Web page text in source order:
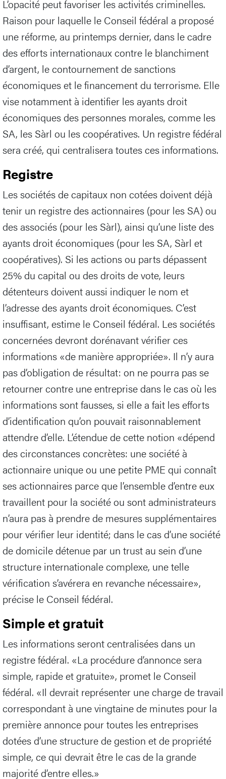
L’opacité peut favoriser les activités criminelles.
Raison pour laquelle le Conseil fédéral a proposé
une réforme, au printemps dernier, dans le cadre
des efforts internationaux contre le blanchiment
d’argent, le contournement de sanctions
économiques et le financement du terrorisme. Elle
vise notamment à identifier les ayants droit
économiques des personnes morales, comme les
SA, les Sàrl ou les coopératives. Un registre fédéral
sera créé, qui centralisera toutes ces informations.
Registre
Les sociétés de capitaux non cotées doivent déjà
tenir un registre des actionnaires (pour les SA) ou
des associés (pour les Sàrl), ainsi qu’une liste des
ayants droit économiques (pour les SA, Sàrl et
coopératives). Si les actions ou parts dépassent
25% du capital ou des droits de vote, leurs
détenteurs doivent aussi indiquer le nom et
l’adresse des ayants droit économiques. C’est
insuffisant, estime le Conseil fédéral. Les sociétés
concernées devront dorénavant vérifier ces
informations «de manière appropriée». Il n’y aura
pas d’obligation de résultat: on ne pourra pas se
retourner contre une entreprise dans le cas où les
informations sont fausses, si elle a fait les efforts
d’identification qu’on pouvait raisonnablement
attendre d’elle. L’étendue de cette notion «dépend
des circonstances concrètes: une société à
actionnaire unique ou une petite PME qui connaît
ses actionnaires parce que l’ensemble d’entre eux
travaillent pour la société ou sont administrateurs
n’aura pas à prendre de mesures supplémentaires
pour vérifier leur identité; dans le cas d’une société
de domicile détenue par un trust au sein d’une
structure internationale complexe, une telle
vérification s’avérera en revanche nécessaire»,
précise le Conseil fédéral.
Simple et gratuit
Les informations seront centralisées dans un
registre fédéral. «La procédure d’annonce sera
simple, rapide et gratuite», promet le Conseil
fédéral. «Il devrait représenter une charge de travail
correspondant à une vingtaine de minutes pour la
première annonce pour toutes les entreprises
dotées d’une structure de gestion et de propriété
simple, ce qui devrait être le cas de la grande
majorité d’entre elles.»